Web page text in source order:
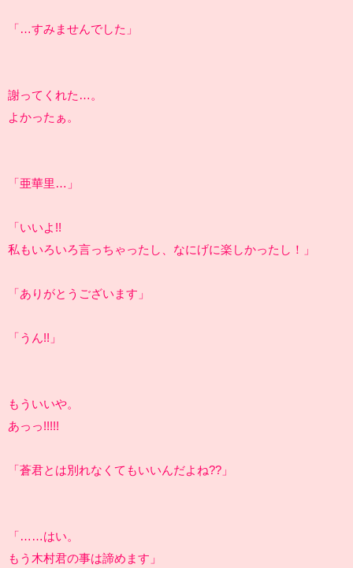
「…すみませんでした」
謝ってくれた…。
よかったぁ。
「亜華里…」
「いいよ!!
私もいろいろ言っちゃったし、なにげに楽しかったし！」
「ありがとうございます」
「うん!!」
もういいや。
あっっ!!!!!
「蒼君とは別れなくてもいいんだよね??」
「……はい。
もう木村君の事は諦めます」